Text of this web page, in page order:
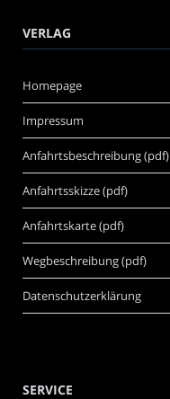
VERLAG
Homepage
Impressum
Anfahrtsbeschreibung (pdf)
Anfahrtsskizze (pdf)
Anfahrtskarte (pdf)
Wegbeschreibung (pdf)
Datenschutzerklärung
SERVICE